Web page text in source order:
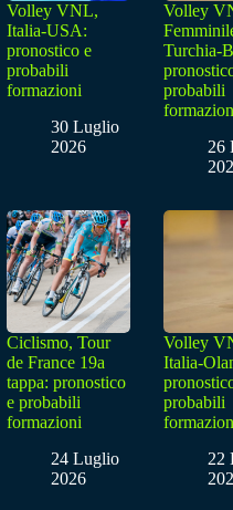
Volley VNL,
Italia-USA:
pronostico e
probabili
formazioni
30 Luglio
2026
Volley
Turchia-
probabili
26
Ciclismo, Tour
de France 19a
tappa: pronostico
e probabili
formazioni
24 Luglio
2026
Volley
Italia-
probabili
22